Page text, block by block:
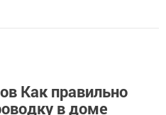
Как правильно
в доме